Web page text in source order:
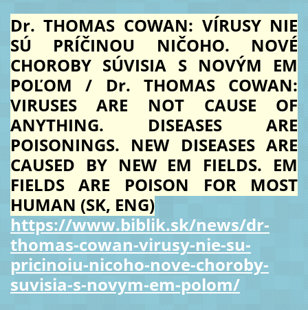
Dr. THOMAS COWAN: VÍRUSY NIE
SÚ PRÍČINOU NIČOHO. NOVÉ
CHOROBY SÚVISIA S NOVÝM EM
POĽOM / Dr. THOMAS COWAN:
VIRUSES ARE NOT CAUSE OF
ANYTHING. DISEASES ARE
POISONINGS. NEW DISEASES ARE
CAUSED BY NEW EM FIELDS. EM
FIELDS ARE POISON FOR MOST
HUMAN (SK, ENG)
https://www.biblik.sk/news/dr-
thomas-cowan-virusy-nie-su-
pricinoiu-nicoho-nove-choroby-
suvisia-s-novym-em-polom/